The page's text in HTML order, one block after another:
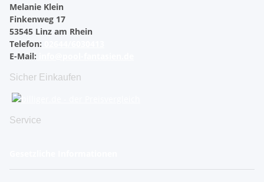
Melanie Klein
Finkenweg 17
53545 Linz am Rhein
Telefon:
E-Mail:
Sicher Einkaufen
Service